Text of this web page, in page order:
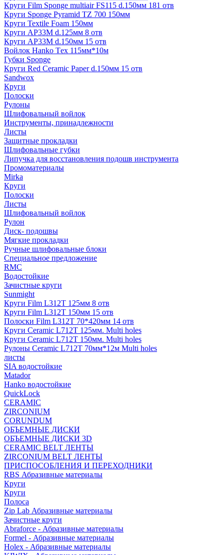
Круги Film Sponge multiair FS115 d.150мм 181 отв
Круги Sponge Pyramid TZ 700 150мм
Круги Textile Foam 150мм
Круги AP33M d.125мм 8 отв
Круги AP33M d.150мм 15 отв
Войлок Hanko Tех 115мм*10м
Губки Sponge
Круги Red Ceramic Paper d.150мм 15 отв
Sandwox
Круги
Полоски
Рулоны
Шлифовальный войлок
Инструменты, принадлежности
Листы
Защитные прокладки
Шлифовальные губки
Липучка для восстановления подошв инструмента
Промоматериалы
Mirka
Круги
Полоски
Листы
Шлифовальный войлок
Рулон
Диск- подошвы
Мягкие прокладки
Ручные шлифовальные блоки
Специальное предложение
RMC
Водостойкие
Зачистные круги
Sunmight
Круги Film L312T 125мм 8 отв
Круги Film L312T 150мм 15 отв
Полоски Film L312T 70*420мм 14 отв
Круги Ceramic L712T 125мм. Multi holes
Круги Ceramic L712T 150мм. Multi holes
Рулоны Ceramic L712T 70мм*12м Multi holes
листы
SIA водостойкие
Matador
Hanko водостойкие
QuickLock
CERAMIC
ZIRCONIUM
СORUNDUM
ОБЪЕМНЫЕ ДИСКИ
ОБЪЕМНЫЕ ДИСКИ 3D
CERAMIC BELT ЛЕНТЫ
ZIRCONIUM BELT ЛЕНТЫ
ПРИСПОСОБЛЕНИЯ И ПЕРЕХОДНИКИ
RBS Абразивные материалы
Круги
Круги
Полоса
Zip Lab Абразивные материалы
Зачистные круги
Abraforce - Абразивные материалы
Formel - Абразивные материалы
Holex - Абразивные материалы